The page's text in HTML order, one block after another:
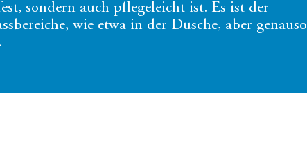
sondern auch pflegeleicht ist. Es ist der
wie etwa in der Dusche, aber genauso